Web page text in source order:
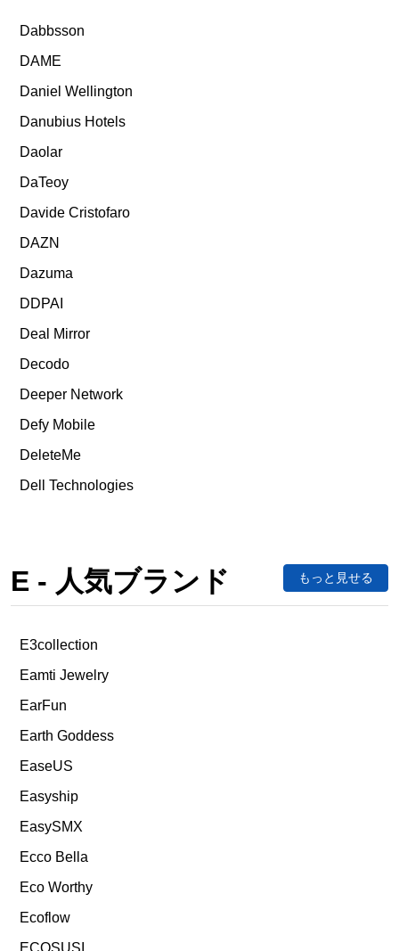
Dabbsson
DAME
Daniel Wellington
Danubius Hotels
Daolar
DaTeoy
Davide Cristofaro
DAZN
Dazuma
DDPAI
Deal Mirror
Decodo
Deeper Network
Defy Mobile
DeleteMe
Dell Technologies
E - 人気ブランド もっと見せる
E3collection
Eamti Jewelry
EarFun
Earth Goddess
EaseUS
Easyship
EasySMX
Ecco Bella
Eco Worthy
Ecoflow